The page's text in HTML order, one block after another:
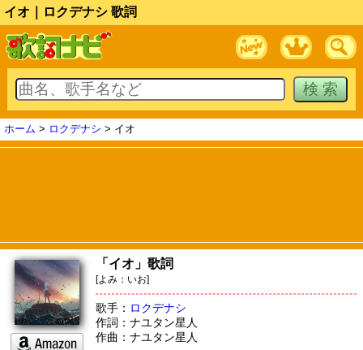
イオ｜ロクデナシ 歌詞
ホーム > ロクデナシ > イオ
「イオ」歌詞
[よみ：いお]
歌手： ロクデナシ
作詞：ナユタン星人
作曲：ナユタン星人